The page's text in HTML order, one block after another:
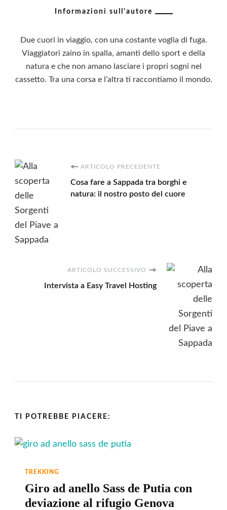
Informazioni sull'autore
Due cuori in viaggio, con una costante voglia di fuga.
Viaggiatori zaino in spalla, amanti dello sport e della
natura e che non amano lasciare i propri sogni nel
cassetto. Tra una corsa e l’altra ti raccontiamo il mondo.
Navigazione
articoli
ARTICOLO PRECEDENTE
Cosa fare a Sappada tra borghi e
natura: il nostro posto del cuore
ARTICOLO SUCCESSIVO
Intervista a Easy Travel Hosting
TI POTREBBE PIACERE:
TREKKING
Giro ad anello Sass de Putia con
deviazione al rifugio Genova